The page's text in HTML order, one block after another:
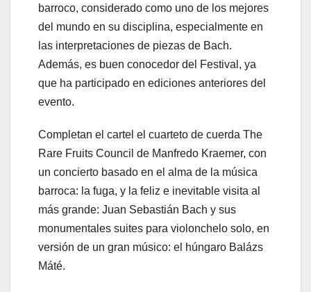
barroco, considerado como uno de los mejores
del mundo en su disciplina, especialmente en
las interpretaciones de piezas de Bach.
Además, es buen conocedor del Festival, ya
que ha participado en ediciones anteriores del
evento.
Completan el cartel el cuarteto de cuerda The
Rare Fruits Council de Manfredo Kraemer, con
un concierto basado en el alma de la música
barroca: la fuga, y la feliz e inevitable visita al
más grande: Juan Sebastián Bach y sus
monumentales suites para violonchelo solo, en
versión de un gran músico: el húngaro Balázs
Máté.